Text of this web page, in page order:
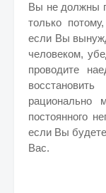
Вы не должны
только
если Вы
человеком,
проводите
рационально
постоянного
если Вы
Вас.